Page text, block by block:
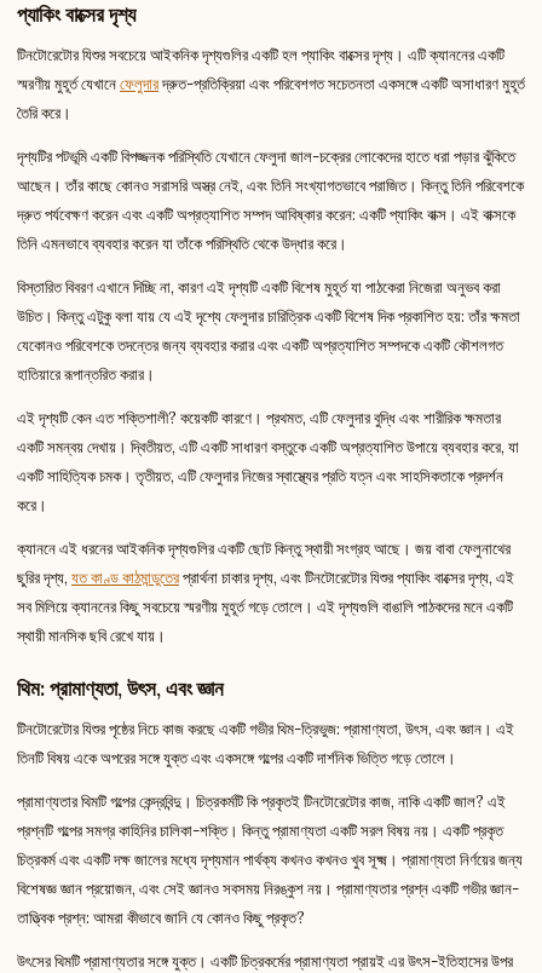
প্যাকিং বাক্সের দৃশ্য
টিনটোরেটোর যিশুর সবচেয়ে আইকনিক দৃশ্যগুলির একটি হল প্যাকিং বাক্সের দৃশ্য। এটি ক্যাননের একটি
স্মরণীয় মুহূর্ত যেখানেফেলুদারদ্রুত-প্রতিক্রিয়া এবং পরিবেশগত সচেতনতা একসঙ্গে একটি অসাধারণ মুহূর্ত
তৈরি করে।
দৃশ্যটির পটভূমি একটি বিপজ্জনক পরিস্থিতি যেখানে ফেলুদা জাল-চক্রের লোকেদের হাতে ধরা পড়ার ঝুঁকিতে
আছেন। তাঁর কাছে কোনও সরাসরি অস্ত্র নেই, এবং তিনি সংখ্যাগতভাবে পরাজিত। কিন্তু তিনি পরিবেশকে
দ্রুত পর্যবেক্ষণ করেন এবং একটি অপ্রত্যাশিত সম্পদ আবিষ্কার করেন: একটি প্যাকিং বাক্স। এই বাক্সকে
তিনি এমনভাবে ব্যবহার করেন যা তাঁকে পরিস্থিতি থেকে উদ্ধার করে।
বিস্তারিত বিবরণ এখানে দিচ্ছি না, কারণ এই দৃশ্যটি একটি বিশেষ মুহূর্ত যা পাঠকেরা নিজেরা অনুভব করা
উচিত। কিন্তু এটুকু বলা যায় যে এই দৃশ্যে ফেলুদার চারিত্রিক একটি বিশেষ দিক প্রকাশিত হয়: তাঁর ক্ষমতা
যেকোনও পরিবেশকে তদন্তের জন্য ব্যবহার করার এবং একটি অপ্রত্যাশিত সম্পদকে একটি কৌশলগত
হাতিয়ারে রূপান্তরিত করার।
এই দৃশ্যটি কেন এত শক্তিশালী? কয়েকটি কারণে। প্রথমত, এটি ফেলুদার বুদ্ধি এবং শারীরিক ক্ষমতার
একটি সমন্বয় দেখায়। দ্বিতীয়ত, এটি একটি সাধারণ বস্তুকে একটি অপ্রত্যাশিত উপায়ে ব্যবহার করে, যা
একটি সাহিত্যিক চমক। তৃতীয়ত, এটি ফেলুদার নিজের স্বাস্থ্যের প্রতি যত্ন এবং সাহসিকতাকে প্রদর্শন
করে।
ক্যাননে এই ধরনের আইকনিক দৃশ্যগুলির একটি ছোট কিন্তু স্থায়ী সংগ্রহ আছে। জয় বাবা ফেলুনাথের
ছুরির দৃশ্য, যত কাণ্ড কাঠমান্ডুতেরপ্রার্থনা চাকার দৃশ্য, এবং টিনটোরেটোর যিশুর প্যাকিং বাক্সের দৃশ্য, এই
সব মিলিয়ে ক্যাননের কিছু সবচেয়ে স্মরণীয় মুহূর্ত গড়ে তোলে। এই দৃশ্যগুলি বাঙালি পাঠকদের মনে একটি
স্থায়ী মানসিক ছবি রেখে যায়।
থিম: প্রামাণ্যতা, উৎস, এবং জ্ঞান
টিনটোরেটোর যিশুর পৃষ্ঠের নিচে কাজ করছে একটি গভীর থিম-ত্রিভুজ: প্রামাণ্যতা, উৎস, এবং জ্ঞান। এই
তিনটি বিষয় একে অপরের সঙ্গে যুক্ত এবং একসঙ্গে গল্পের একটি দার্শনিক ভিত্তি গড়ে তোলে।
প্রামাণ্যতার থিমটি গল্পের কেন্দ্রবিন্দু। চিত্রকর্মটি কি প্রকৃতই টিনটোরেটোর কাজ, নাকি একটি জাল? এই
প্রশ্নটি গল্পের সমগ্র কাহিনির চালিকা-শক্তি। কিন্তু প্রামাণ্যতা একটি সরল বিষয় নয়। একটি প্রকৃত
চিত্রকর্ম এবং একটি দক্ষ জালের মধ্যে দৃশ্যমান পার্থক্য কখনও কখনও খুব সূক্ষ্ম। প্রামাণ্যতা নির্ণয়ের জন্য
বিশেষজ্ঞ জ্ঞান প্রয়োজন, এবং সেই জ্ঞানও সবসময় নিরঙ্কুশ নয়। প্রামাণ্যতার প্রশ্ন একটি গভীর জ্ঞান-
তাত্ত্বিক প্রশ্ন: আমরা কীভাবে জানি যে কোনও কিছু প্রকৃত?
উৎসের থিমটি প্রামাণ্যতার সঙ্গে যুক্ত। একটি চিত্রকর্মের প্রামাণ্যতা প্রায়ই এর উৎস-ইতিহাসের উপর